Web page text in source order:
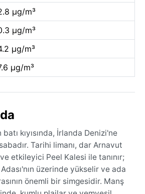
µg/m³
µg/m³
µg/m³
µg/m³
batı kıyısında, İrlanda Denizi'ne
Tarihi limanı, dar Arnavut
ve etkileyici Peel Kalesi ile tanınır;
üzerinde yükselir ve ada
önemli bir simgesidir. Manş